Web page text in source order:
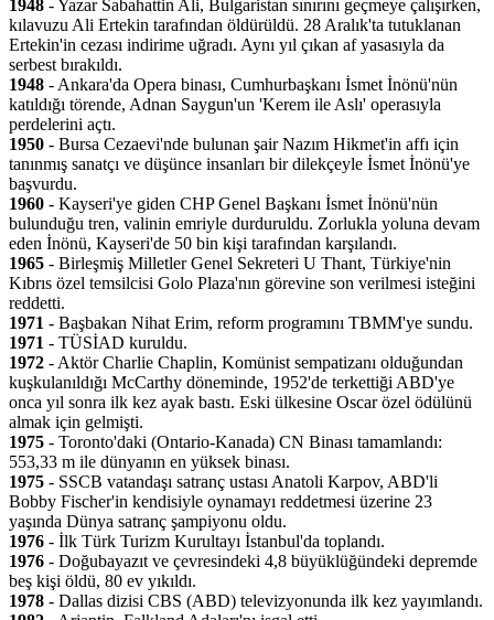
1948 - Yazar Sabahattin Ali, Bulgaristan sınırını geçmeye çalışırken,
kılavuzu Ali Ertekin tarafından öldürüldü. 28 Aralık'ta tutuklanan
Ertekin'in cezası indirime uğradı. Aynı yıl çıkan af yasasıyla da
serbest bırakıldı.
1948 - Ankara'da Opera binası, Cumhurbaşkanı İsmet İnönü'nün
katıldığı törende, Adnan Saygun'un 'Kerem ile Aslı' operasıyla
perdelerini açtı.
1950 - Bursa Cezaevi'nde bulunan şair Nazım Hikmet'in affı için
tanınmış sanatçı ve düşünce insanları bir dilekçeyle İsmet İnönü'ye
başvurdu.
1960 - Kayseri'ye giden CHP Genel Başkanı İsmet İnönü'nün
bulunduğu tren, valinin emriyle durduruldu. Zorlukla yoluna devam
eden İnönü, Kayseri'de 50 bin kişi tarafından karşılandı.
1965 - Birleşmiş Milletler Genel Sekreteri U Thant, Türkiye'nin
Kıbrıs özel temsilcisi Golo Plaza'nın görevine son verilmesi isteğini
reddetti.
1971 - Başbakan Nihat Erim, reform programını TBMM'ye sundu.
1971 - TÜSİAD kuruldu.
1972 - Aktör Charlie Chaplin, Komünist sempatizanı olduğundan
kuşkulanıldığı McCarthy döneminde, 1952'de terkettiği ABD'ye
onca yıl sonra ilk kez ayak bastı. Eski ülkesine Oscar özel ödülünü
almak için gelmişti.
1975 - Toronto'daki (Ontario-Kanada) CN Binası tamamlandı:
553,33 m ile dünyanın en yüksek binası.
1975 - SSCB vatandaşı satranç ustası Anatoli Karpov, ABD'li
Bobby Fischer'in kendisiyle oynamayı reddetmesi üzerine 23
yaşında Dünya satranç şampiyonu oldu.
1976 - İlk Türk Turizm Kurultayı İstanbul'da toplandı.
1976 - Doğubayazıt ve çevresindeki 4,8 büyüklüğündeki depremde
beş kişi öldü, 80 ev yıkıldı.
1978 - Dallas dizisi CBS (ABD) televizyonunda ilk kez yayımlandı.